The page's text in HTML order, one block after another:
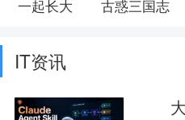
一起长大 古惑三国志
IT资讯
大